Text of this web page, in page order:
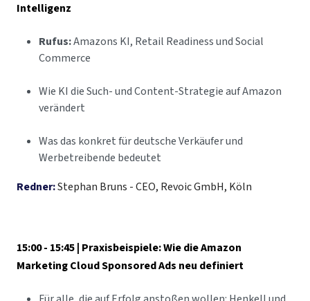
Intelligenz
Rufus:Amazons KI, Retail Readiness und Social
Commerce
Wie KI die Such- und Content-Strategie auf Amazon
verändert
Was das konkret für deutsche Verkäufer und
Werbetreibende bedeutet
Redner:Stephan Bruns - CEO, Revoic GmbH, Köln
15:00 - 15:45 | Praxisbeispiele: Wie die Amazon
Marketing Cloud Sponsored Ads neu definiert